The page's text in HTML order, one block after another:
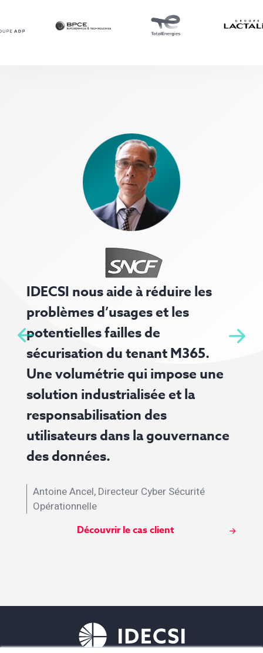
IDECSI nous aide à réduire les
problèmes d’usages et les
potentielles failles de
sécurisation du tenant M365.
Une volumétrie qui impose une
solution industrialisée et la
responsabilisation des
utilisateurs dans la gouvernance
des données.
Antoine Ancel, Directeur Cyber Sécurité
Opérationnelle
Découvrir le cas client